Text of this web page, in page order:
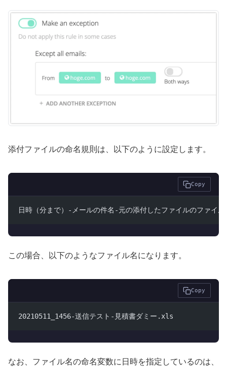
添付ファイルの命名規則は、以下のように設定します。
Copy
日時（分まで）-メールの件名-元の添付したファイルのファイル
この場合、以下のようなファイル名になります。
Copy
20210511_1456-送信テスト-見積書ダミー.xls
なお、ファイル名の命名変数に日時を指定しているのは、